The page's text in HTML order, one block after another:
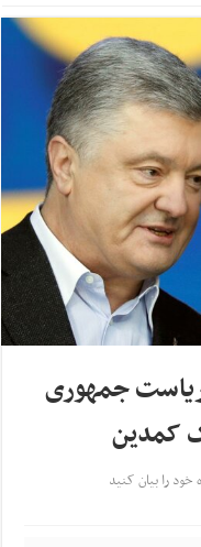
ریاست جمهوری
کمدین
خود را بیان کنید